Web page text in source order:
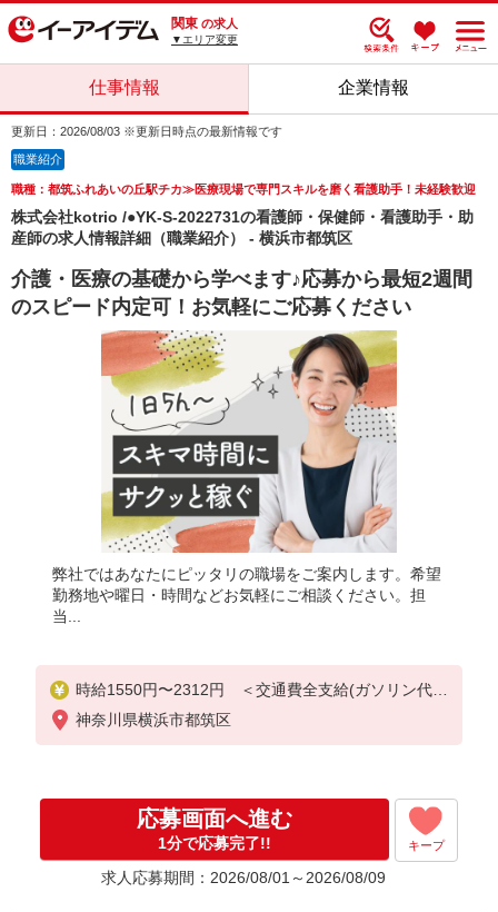
関東 の求人
▼エリア変更
仕事情報 企業情報
更新日：2026/08/03 ※更新日時点の最新情報です
職業紹介
職種：都筑ふれあいの丘駅チカ≫医療現場で専門スキルを磨く看護助手！未経験歓迎
株式会社kotrio /●YK-S-2022731の看護師・保健師・看護助手・助
産師の求人情報詳細（職業紹介） - 横浜市都筑区
介護・医療の基礎から学べます♪応募から最短2週間
のスピード内定可！お気軽にご応募ください
弊社ではあなたにピッタリの職場をご案内します。希望
勤務地や曜日・時間などお気軽にご相談ください。担
当...
時給1550円〜2312円 ＜交通費全支給(ガソリン代含
む)＞
神奈川県横浜市都筑区
応募画面へ進む
1分で応募完了!! キープ
求人応募期間：2026/08/01～2026/08/09